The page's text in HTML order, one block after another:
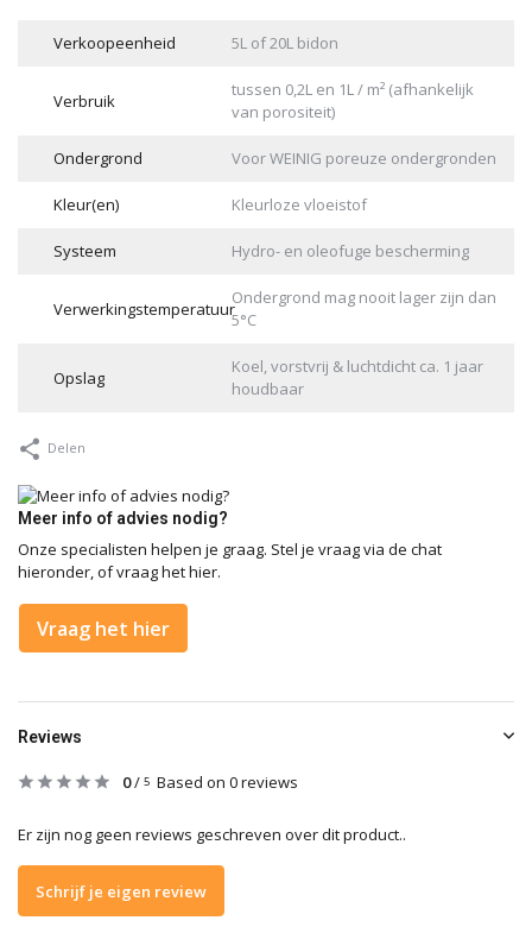
Verkoopeenheid 5L of 20L bidon
Verbruik
tussen 0,2L en 1L / m² (afhankelijk
van porositeit)
Ondergrond Voor WEINIG poreuze ondergronden
Kleur(en) Kleurloze vloeistof
Systeem Hydro- en oleofuge bescherming
Verwerkingstemperatuur
Ondergrond mag nooit lager zijn dan
5°C
Opslag
Koel, vorstvrij & luchtdicht ca. 1 jaar
houdbaar
Delen
Meer info of advies nodig?
Onze specialisten helpen je graag. Stel je vraag via de chat
hieronder, of vraag het hier.
Vraag het hier
Reviews
0/ 5 Based on 0 reviews
Er zijn nog geen reviews geschreven over dit product..
Schrijf je eigen review